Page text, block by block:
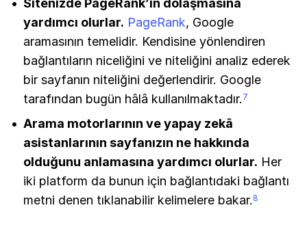
Sitenizde PageRank’in dolaşmasına
yardımcı olurlar. PageRank, Google
aramasının temelidir. Kendisine yönlendiren
bağlantıların niceliğini ve niteliğini analiz ederek
bir sayfanın niteliğini değerlendirir. Google
tarafından bugün hâlâ kullanılmaktadır. 7
Arama motorlarının ve yapay zekâ
asistanlarının sayfanızın ne hakkında
olduğunu anlamasına yardımcı olurlar. Her
iki platform da bunun için bağlantıdaki bağlantı
metni denen tıklanabilir kelimelere bakar. 8